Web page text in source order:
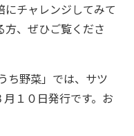
チャレンジしてみて
、ぜひご覧くださ
ち野菜」では、サツ
１０日発行です。お